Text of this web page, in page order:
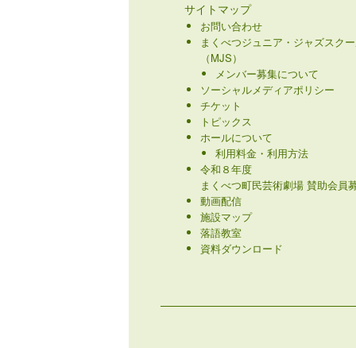
サイトマップ
お問い合わせ
まくべつジュニア・ジャズスク
（MJS）
メンバー募集について
ソーシャルメディアポリシー
チケット
トピックス
ホールについて
利用料金・利用方法
令和８年度
まくべつ町民芸術劇場 賛助会員
動画配信
施設マップ
落語教室
資料ダウンロード